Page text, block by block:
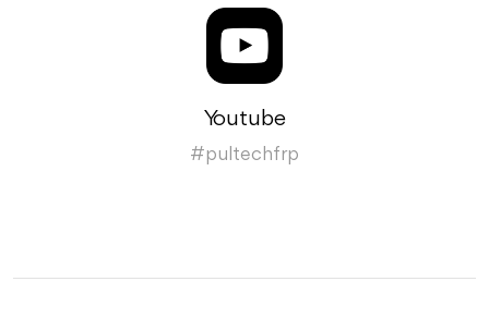
Youtube
#pultechfrp